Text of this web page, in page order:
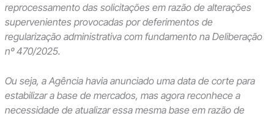
reprocessamento das solicitações em razão de alterações
supervenientes provocadas por deferimentos de
regularização administrativa com fundamento na Deliberação
nº 470/2025.
Ou seja, a Agência havia anunciado uma data de corte para
estabilizar a base de mercados, mas agora reconhece a
necessidade de atualizar essa mesma base em razão de